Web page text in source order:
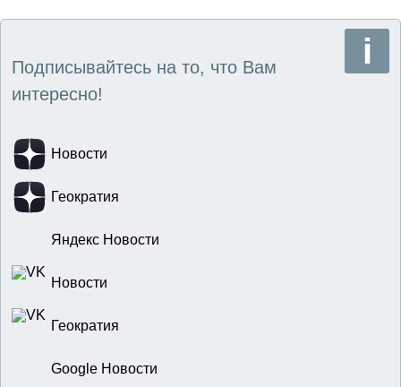
Подписывайтесь на то, что Вам
интересно!
Новости
Геократия
Яндекс Новости
Новости
Геократия
Google Новости